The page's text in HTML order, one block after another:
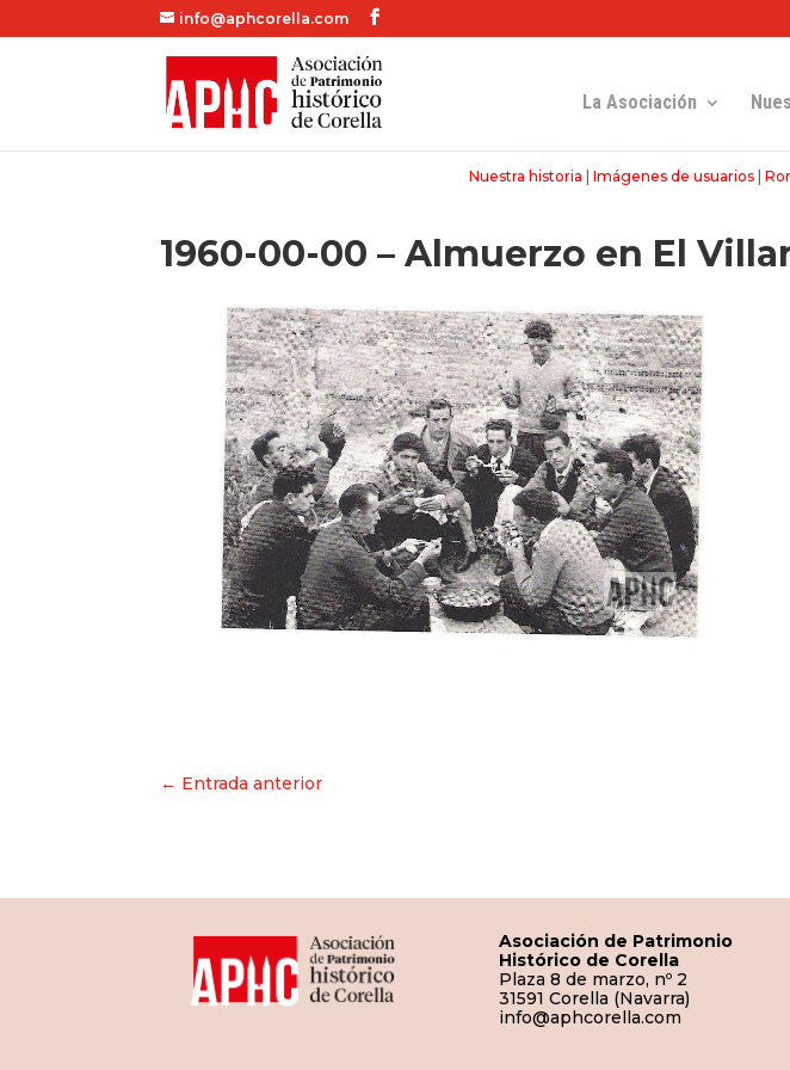
info@aphcorella.com
La Asociación
Nuestra historia Imágenes de usuarios|
1960-00-00 – Almuerzo en El
Navegación
← Entrada anterior
Asociación de Patrimonio
Histórico de Corella
Plaza 8 de marzo, nº 2
31591 Corella (Navarra)
info@aphcorella.com